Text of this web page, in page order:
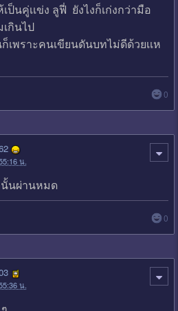
ป็นคู่เเข่ง ลูฟี่ ยังไงก็เก่งกว่ามือ
เกินไป
พราะคนเขียนดันบทไม่ดีด้วยเเห
0
น.
นผ่านหมด
0
น.